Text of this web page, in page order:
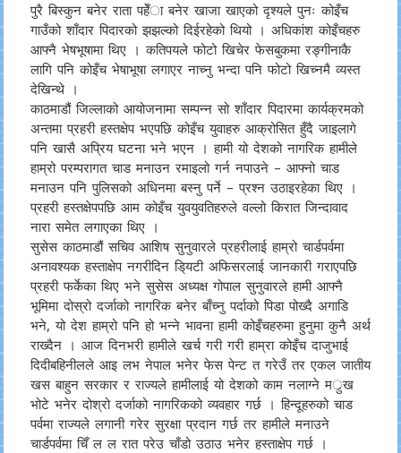
पुरै बिस्कुन बनेर राता पहेँा बनेर खाजा खाएको दृश्यले पुनः कोइँच
गाउँको शाँदार पिदारको झझल्को दिईरहेको थियो । अधिकांश कोइँचहरु
आफ्नै भेषभूषामा थिए । कतिपयले फोटो खिचेर फेसबुकमा रङ्गीनाकै
लागि पनि कोइँच भेषाभूषा लगाएर नाच्नु भन्दा पनि फोटो खिच्नमै व्यस्त
देखिन्थे ।
काठमाडौं जिल्लाको आयोजनामा सम्पन्न सो शाँदार पिदारमा कार्यक्रमको
अन्तमा प्रहरी हस्तक्षेप भएपछि कोइँच युवाहरु आक्रोसित हुँदै जाइलागे
पनि खासै अप्रिय घटना भने भएन । हामी यो देशको नागरिक हामीले
हाम्रो परम्परागत चाड मनाउन रमाइलो गर्न नपाउने – आफ्नो चाड
मनाउन पनि पुलिसको अधिनमा बस्नु पर्ने – प्रश्न उठाइरहेका थिए ।
प्रहरी हस्तक्षेपपछि आम कोइँच युवयुवतिहरुले वल्लो किरात जिन्दावाद
नारा समेत लगाएका थिए ।
सुसेस काठमाडौं सचिव आशिष सुनुवारले प्रहरीलाई हाम्रो चार्डपर्वमा
अनावश्यक हस्ताक्षेप नगरीदिन डि्यटी अफिसरलाई जानकारी गराएपछि
प्रहरी फर्केका थिए भने सुसेस अध्यक्ष गोपाल सुनुवारले हामी आफ्नै
भूमिमा दोस्रो दर्जाको नागरिक बनेर बाँच्नु पर्दाको पिडा पोख्दै अगाडि
भने, यो देश हाम्रो पनि हो भन्ने भावना हामी कोइँचहरुमा हुनुमा कुनै अर्थ
राख्दैन । आज दिनभरी हामीले खर्च गरी गरी हाम्रा कोइँच दाजुभाई
दिदीबहिनीलले आइ लभ नेपाल भनेर फेस पेन्ट त गरेउँ तर एकल जातीय
खस बाहुन सरकार र राज्यले हामीलाई यो देशको काम नलाग्ने मर्ुख
भोटे भनेर दोश्रो दर्जाको नागरिकको व्यवहार गर्छ । हिन्दूहरुको चाड
पर्वमा राज्यले लगानी गरेर सुरक्षा प्रदान गर्छ तर हामीले मनाउने
चार्डपर्वमा चिँ ल ल रात परेउ चाँडो उठाउ भनेर हस्ताक्षेप गर्छ ।